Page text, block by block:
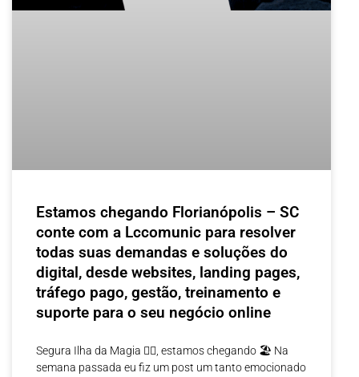
Estamos chegando Florianópolis – SC
conte com a Lccomunic para resolver
todas suas demandas e soluções do
digital, desde websites, landing pages,
tráfego pago, gestão, treinamento e
suporte para o seu negócio online
Segura Ilha da Magia 🧙‍♂️, estamos chegando 🏖 Na
semana passada eu fiz um post um tanto emocionado